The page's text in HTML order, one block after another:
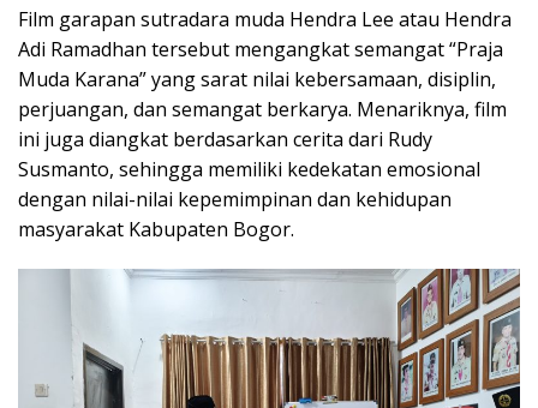
Film garapan sutradara muda Hendra Lee atau Hendra
Adi Ramadhan tersebut mengangkat semangat “Praja
Muda Karana” yang sarat nilai kebersamaan, disiplin,
perjuangan, dan semangat berkarya. Menariknya, film
ini juga diangkat berdasarkan cerita dari Rudy
Susmanto, sehingga memiliki kedekatan emosional
dengan nilai-nilai kepemimpinan dan kehidupan
masyarakat Kabupaten Bogor.